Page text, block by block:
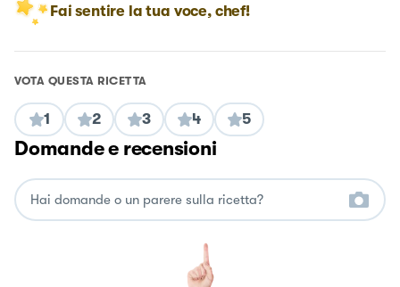
Fai sentire la tua voce, chef!
VOTA QUESTA RICETTA
1 2 3 4 5
Domande e recensioni